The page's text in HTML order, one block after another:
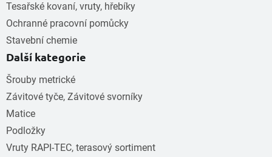
Tesařské kovaní, vruty, hřebíky
Ochranné pracovní pomůcky
Stavební chemie
Další kategorie
Šrouby metrické
Závitové tyče, Závitové svorníky
Matice
Podložky
Vruty RAPI-TEC, terasový sortiment